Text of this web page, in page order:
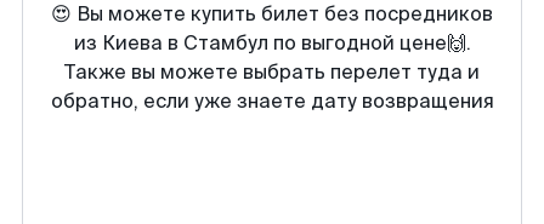
😍 Вы можете купить билет без посредников
из Киева в Стамбул по выгодной цене🙌.
Также вы можете выбрать перелет туда и
обратно, если уже знаете дату возвращения